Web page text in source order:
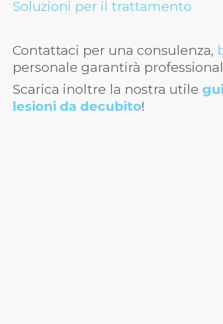
Soluzioni per il trattamento
Contattaci per una consulenza,
personale garantirà
Scarica inoltre la nostra utile
lesioni da decubito!